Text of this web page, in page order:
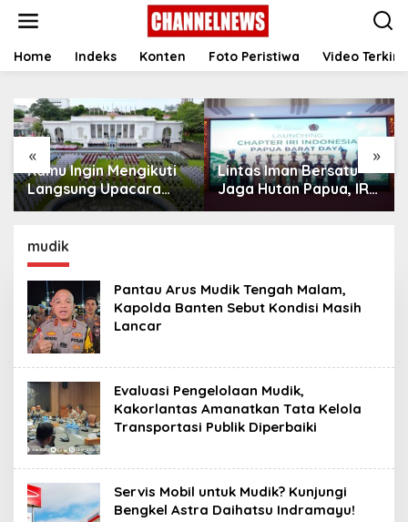
t
Home Indeks Konten Foto Peristiwa Video Terkini
« »
Kamu Ingin Mengikuti
Langsung Upacara
HUT Ke-81
Istana? Ini Link
Pendaftaran Resminya
di Sini
Lintas Iman Bersatu
Jaga Hutan Papua, IRI
Indonesia Resmikan
mudik
Pantau Arus Mudik Tengah Malam,
Kapolda Banten Sebut Kondisi Masih
Lancar
Evaluasi Pengelolaan Mudik,
Kakorlantas Amanatkan Tata Kelola
Transportasi Publik Diperbaiki
Servis Mobil untuk Mudik? Kunjungi
Bengkel Astra Daihatsu Indramayu!